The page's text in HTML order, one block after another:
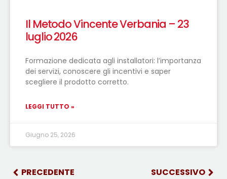
Il Metodo Vincente Verbania – 23
luglio 2026
Formazione dedicata agli installatori: l’importanza
dei servizi, conoscere gli incentivi e saper
scegliere il prodotto corretto.
LEGGI TUTTO »
Giugno 25, 2026
PRECEDENTE SUCCESSIVO